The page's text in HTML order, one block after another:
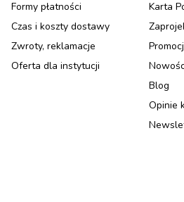
Formy płatności
Czas i koszty dostawy
Zwroty, reklamacje
Oferta dla instytucji
Karta
Blog
Opinie